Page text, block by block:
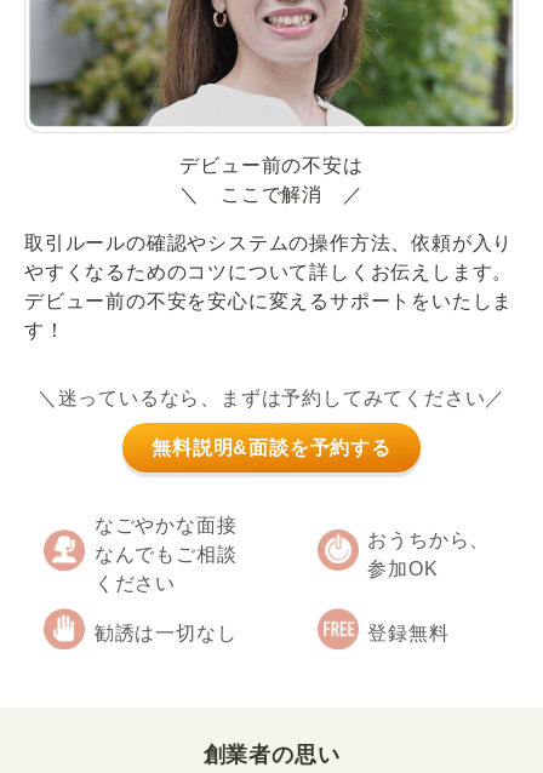
デビュー前の不安は
＼ ここで解消 ／
取引ルールの確認やシステムの操作方法、依頼が入り
やすくなるためのコツについて詳しくお伝えします。
デビュー前の不安を安心に変えるサポートをいたしま
す！
＼迷っているなら、まずは予約してみてください／
無料説明&面談を予約する
なごやかな面接
なんでもご相談
ください
おうちから、
参加OK
勧誘は一切なし 登録無料
創業者の思い